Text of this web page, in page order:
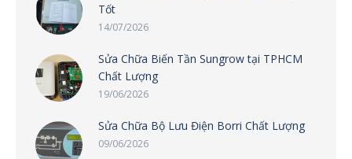
Tốt
14/07/2026
Sửa Chữa Biến Tần Sungrow tại TPHCM
Chất Lượng
19/06/2026
Sửa Chữa Bộ Lưu Điện Borri Chất Lượng
09/06/2026